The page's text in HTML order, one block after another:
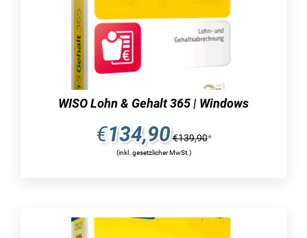
Buchungsvorlagen.
Die Dauer beträgt 365 Tage:
Innerhalb eines Zeitraums von 365 Tagen, den
Sie die Software verwenden, steht Ihnen der
uneingeschränkte Zugriff auf sämtliche
Funktionen zur Verfügung und Sie erhalten
kostenlose Updates. Diese Garantie
beantragen. Andernfalls haben Sie immer noch
WISO Lohn & Gehalt 365 | Windows
€134,90€139,90*
(inkl. gesetzlicher MwSt.)